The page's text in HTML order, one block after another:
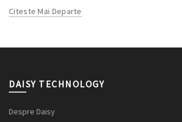
Citeste Mai Departe
DAISY TECHNOLOGY
Despre Daisy